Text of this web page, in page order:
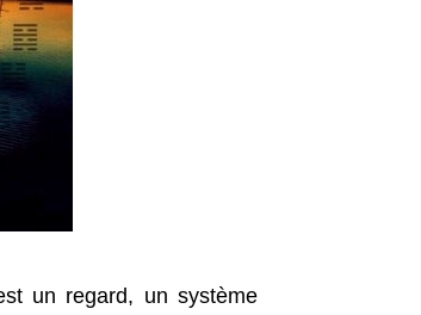
un regard, un système